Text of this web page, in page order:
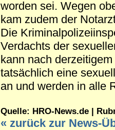
worden sei. Wegen
kam zudem der
Die
Verdachts der
kann nach
tatsächlich eine
an und werden in alle
Quelle: HRO-News.de |
« zurück zur News-